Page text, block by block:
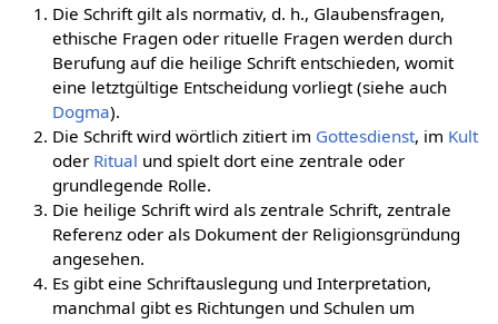
Die Schrift gilt als normativ, d. h., Glaubensfragen,
ethische Fragen oder rituelle Fragen werden durch
Berufung auf die heilige Schrift entschieden, womit
eine letztgültige Entscheidung vorliegt (siehe auch
Dogma).
Die Schrift wird wörtlich zitiert im Gottesdienst, im Kult
oder Ritual und spielt dort eine zentrale oder
grundlegende Rolle.
Die heilige Schrift wird als zentrale Schrift, zentrale
Referenz oder als Dokument der Religionsgründung
angesehen.
Es gibt eine Schriftauslegung und Interpretation,
manchmal gibt es Richtungen und Schulen um